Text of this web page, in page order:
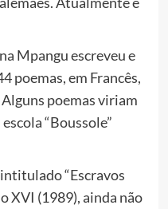
Mpangu escreveu e
poemas, em Francês,
poemas viriam
“Boussole”
“Escravos
XVI (1989), ainda não